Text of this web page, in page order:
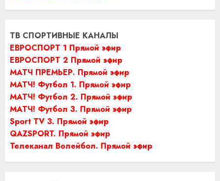
ТВ СПОРТИВНЫЕ КАНАЛЫ
ЕВРОСПОРТ 1 Прямой эфир
ЕВРОСПОРТ 2 Прямой эфир
МАТЧ ПРЕМЬЕР. Прямой эфир
МАТЧ! Футбол 1. Прямой эфир
МАТЧ! Футбол 2. Прямой эфир
МАТЧ! Футбол 3. Прямой эфир
Sport TV 3. Прямой эфир
QAZSPORT. Прямой эфир
Телеканал Волейбол. Прямой эфир